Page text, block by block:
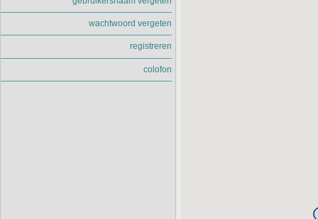
wachtwoord vergeten
registreren
colofon